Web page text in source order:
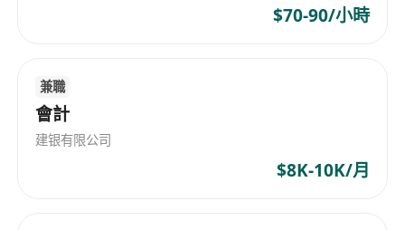
$70-90/小時
兼職
會計
建银有限公司
$8K-10K/月